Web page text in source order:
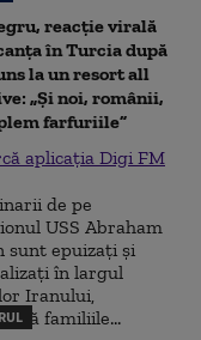
reacție virală
în Turcia după
la un resort all
„Și noi, românii,
farfuriile”
aplicația Digi FM